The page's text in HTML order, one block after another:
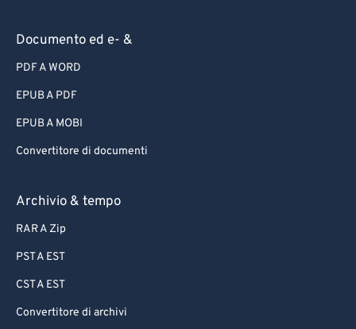
Documento ed e- &
PDF A WORD
EPUB A PDF
EPUB A MOBI
Convertitore di documenti
Archivio & tempo
RAR A Zip
PST A EST
CST A EST
Convertitore di archivi